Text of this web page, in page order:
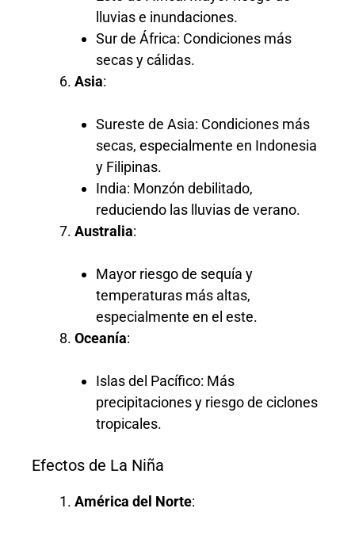
lluvias e inundaciones.
Sur de África: Condiciones más
secas y cálidas.
Asia:
Sureste de Asia: Condiciones más
secas, especialmente en Indonesia
y Filipinas.
India: Monzón debilitado,
reduciendo las lluvias de verano.
Australia:
Mayor riesgo de sequía y
temperaturas más altas,
especialmente en el este.
Oceanía:
Islas del Pacífico: Más
precipitaciones y riesgo de ciclones
tropicales.
Efectos de La Niña
América del Norte: